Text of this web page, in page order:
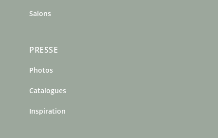
Salons
PRESSE
Photos
Catalogues
Inspiration